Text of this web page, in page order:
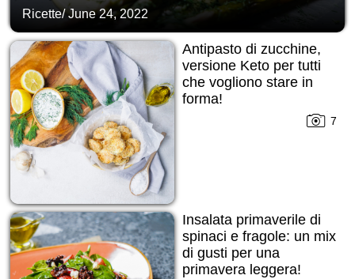
Ricette/June 24, 2022
Antipasto di zucchine,
versione Keto per tutti
che vogliono stare in
forma!
7
Insalata primaverile di
spinaci e fragole: un mix
di gusti per una
primavera leggera!